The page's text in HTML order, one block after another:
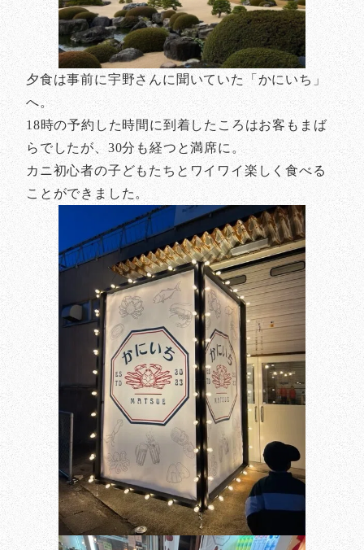
夕食は事前に宇野さんに聞いていた「かにいち」
へ。
18時の予約した時間に到着したころはお客もまば
らでしたが、30分も経つと満席に。
カニ初心者の子どもたちとワイワイ楽しく食べる
ことができました。